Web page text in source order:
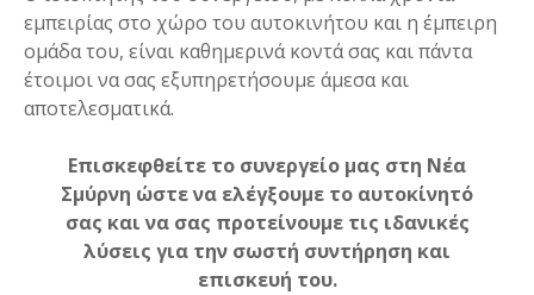
εμπειρίας στο χώρο του αυτοκινήτου και η έμπειρη
ομάδα του, είναι καθημερινά κοντά σας και πάντα
έτοιμοι να σας εξυπηρετήσουμε άμεσα και
αποτελεσματικά.
Επισκεφθείτε το συνεργείο μας στη Νέα
Σμύρνη ώστε να ελέγξουμε το αυτοκίνητό
σας και να σας προτείνουμε τις ιδανικές
λύσεις για την σωστή συντήρηση και
επισκευή του.